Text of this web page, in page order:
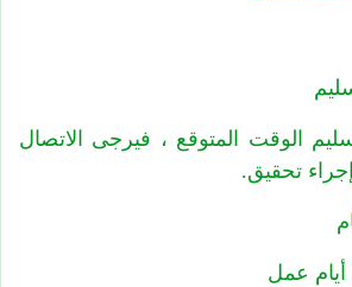
الوقت المتوقع ، فيرجى الاتصال
تحقيق.